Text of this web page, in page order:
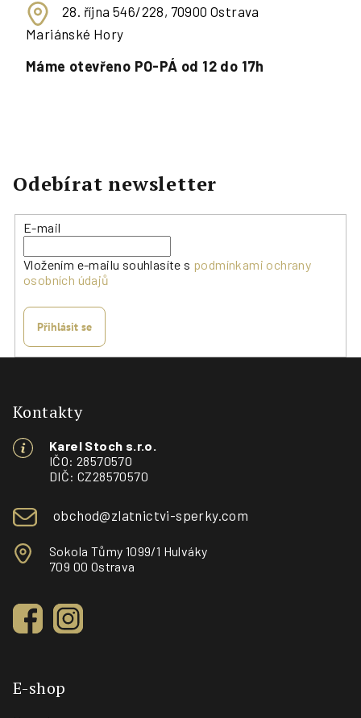
28. října 546/228, 70900 Ostrava
Mariánské Hory
Máme otevřeno PO-PÁ od 12 do 17h
Odebírat newsletter
E-mail
Vložením e-mailu souhlasíte s podmínkami ochrany
osobních údajů
Přihlásit se
Kontakty
Karel Stoch s.r.o.
IČO: 28570570
DIČ: CZ28570570
obchod@zlatnictvi-sperky.com
Sokola Tůmy 1099/1 Hulváky
709 00 Ostrava
E-shop